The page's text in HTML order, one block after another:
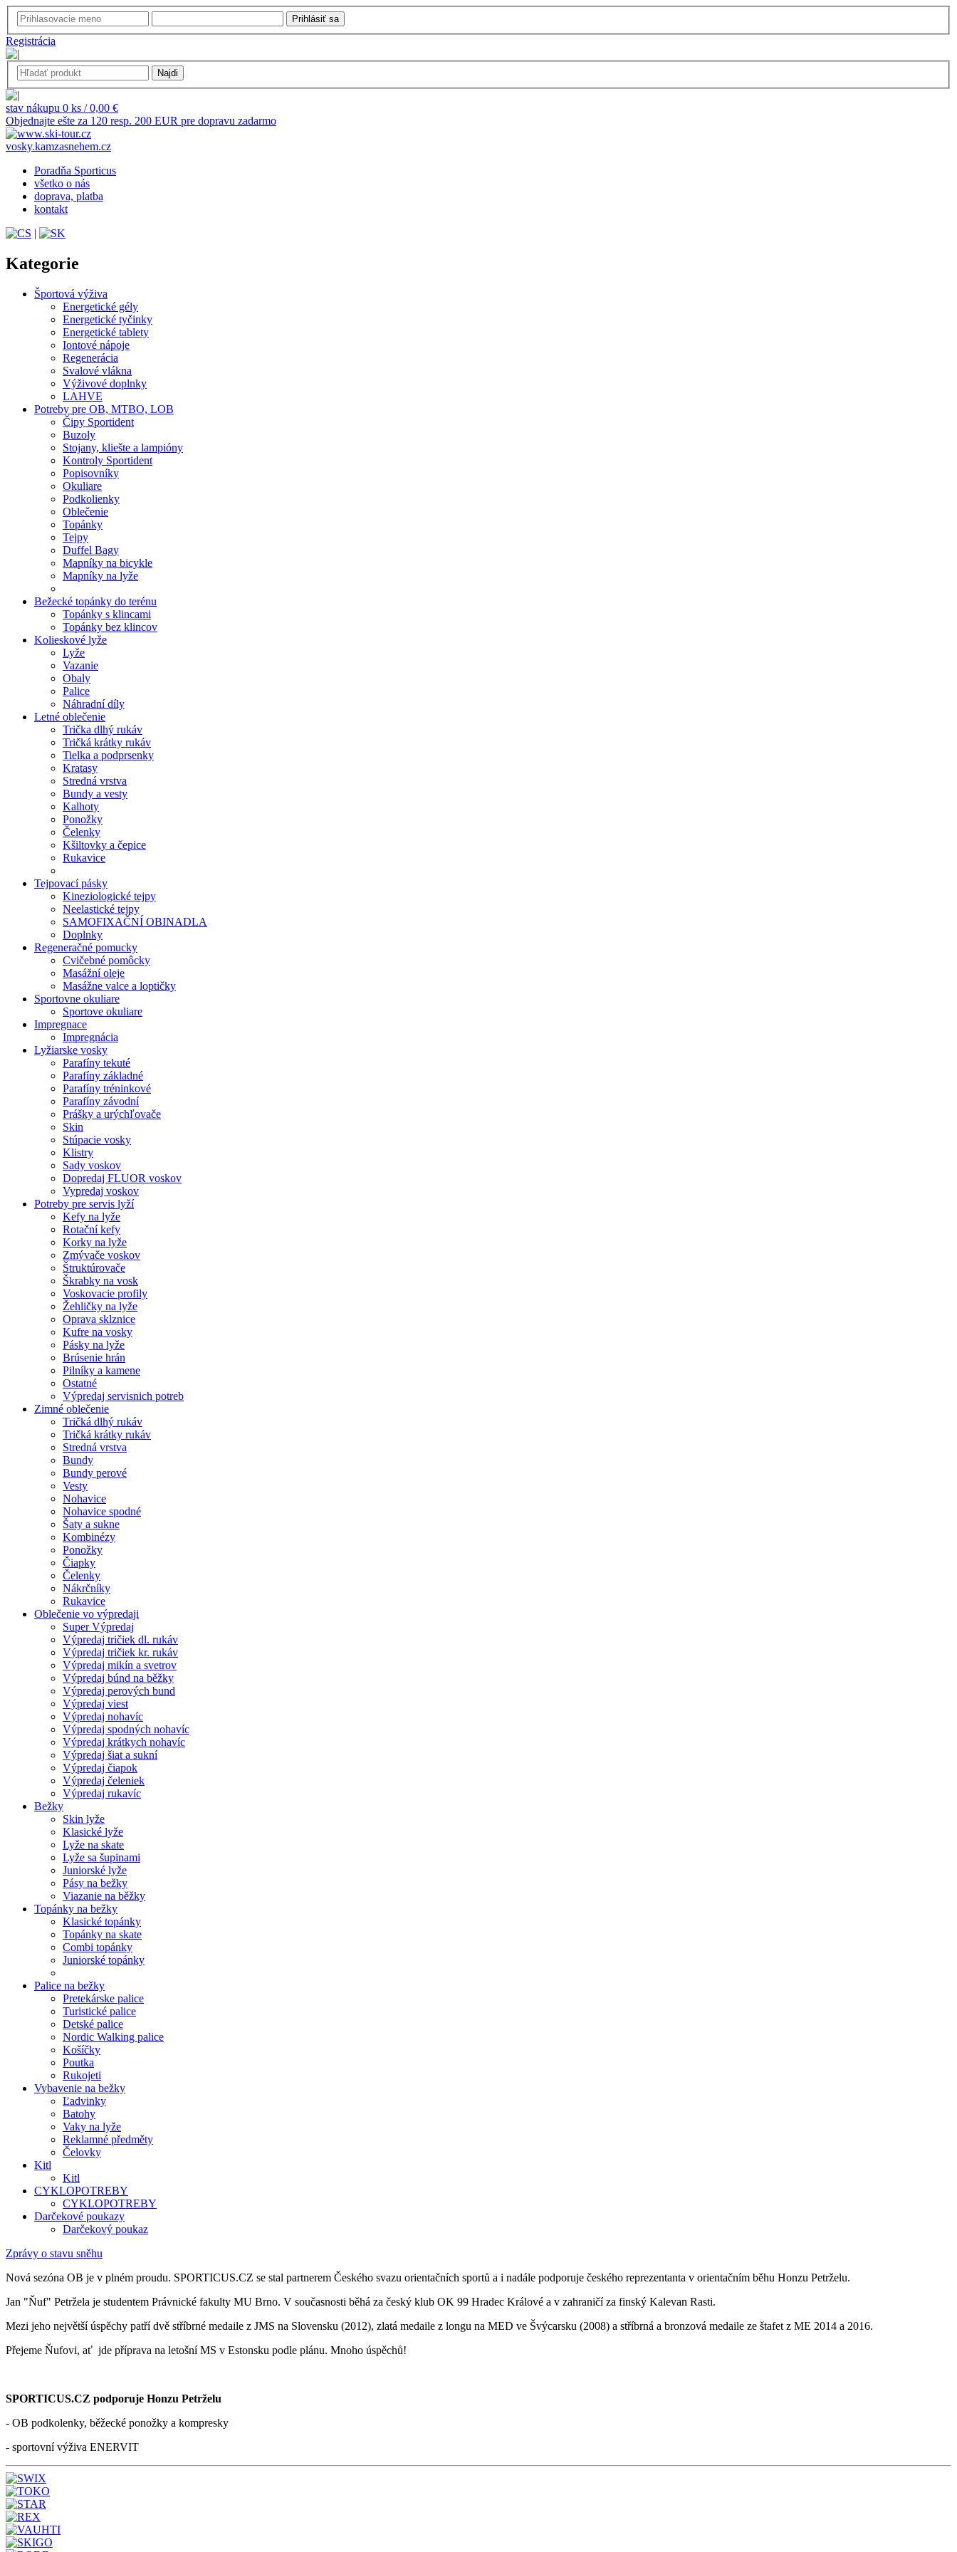
Registrácia
stav nákupu 0 ks / 0,00 €
Objednajte ešte za 120 resp. 200 EUR pre dopravu zadarmo
vosky.kamzasnehem.cz
Poradňa Sporticus
všetko o nás
doprava, platba
kontakt
|
Kategorie
Športová výživa
Energetické gély
Energetické tyčinky
Energetické tablety
Iontové nápoje
Regenerácia
Svalové vlákna
Výživové doplnky
LAHVE
Potreby pre OB, MTBO, LOB
Čipy Sportident
Buzoly
Stojany, kliešte a lampióny
Kontroly Sportident
Popisovníky
Okuliare
Podkolienky
Oblečenie
Topánky
Tejpy
Duffel Bagy
Mapníky na bicykle
Mapníky na lyže
Bežecké topánky do terénu
Topánky s klincami
Topánky bez klincov
Kolieskové lyže
Lyže
Vazanie
Obaly
Palice
Náhradní díly
Letné oblečenie
Trička dlhý rukáv
Tričká krátky rukáv
Tielka a podprsenky
Kratasy
Stredná vrstva
Bundy a vesty
Kalhoty
Ponožky
Čelenky
Kšiltovky a čepice
Rukavice
Tejpovací pásky
Kineziologické tejpy
Neelastické tejpy
SAMOFIXAČNÍ OBINADLA
Doplnky
Regeneračné pomucky
Cvičebné pomôcky
Masážní oleje
Masážne valce a loptičky
Sportovne okuliare
Sportove okuliare
Impregnace
Impregnácia
Lyžiarske vosky
Parafíny tekuté
Parafíny základné
Parafíny tréninkové
Parafíny závodní
Prášky a urýchľovače
Skin
Stúpacie vosky
Klistry
Sady voskov
Dopredaj FLUOR voskov
Vypredaj voskov
Potreby pre servis lyží
Kefy na lyže
Rotační kefy
Korky na lyže
Zmývače voskov
Štruktúrovače
Škrabky na vosk
Voskovacie profily
Žehličky na lyže
Oprava sklznice
Kufre na vosky
Pásky na lyže
Brúsenie hrán
Pilníky a kamene
Ostatné
Výpredaj servisnich potreb
Zimné oblečenie
Tričká dlhý rukáv
Tričká krátky rukáv
Stredná vrstva
Bundy
Bundy perové
Vesty
Nohavice
Nohavice spodné
Šaty a sukne
Kombinézy
Ponožky
Čiapky
Čelenky
Nákrčníky
Rukavice
Oblečenie vo výpredaji
Super Výpredaj
Výpredaj tričiek dl. rukáv
Výpredaj tričiek kr. rukáv
Výpredaj mikín a svetrov
Výpredaj búnd na běžky
Výpredaj perových bund
Výpredaj viest
Výpredaj nohavíc
Výpredaj spodných nohavíc
Výpredaj krátkych nohavíc
Výpredaj šiat a sukní
Výpredaj čiapok
Výpredaj čeleniek
Výpredaj rukavíc
Bežky
Skin lyže
Klasické lyže
Lyže na skate
Lyže sa šupinami
Juniorské lyže
Pásy na bežky
Viazanie na běžky
Topánky na bežky
Klasické topánky
Topánky na skate
Combi topánky
Juniorské topánky
Palice na bežky
Pretekárske palice
Turistické palice
Detské palice
Nordic Walking palice
Košíčky
Poutka
Rukojeti
Vybavenie na bežky
Ľadvinky
Batohy
Vaky na lyže
Reklamné předměty
Čelovky
Kitl
Kitl
CYKLOPOTREBY
CYKLOPOTREBY
Darčekové poukazy
Darčekový poukaz
Zprávy o stavu sněhu
Nová sezóna OB je v plném proudu. SPORTICUS.CZ se stal partnerem Českého svazu orientačních sportů a i nadále podporuje českého reprezentanta v orientačním běhu Honzu Petrželu.
Jan "Ňuf" Petržela je studentem Právnické fakulty MU Brno. V současnosti běhá za český klub OK 99 Hradec Králové a v zahraničí za finský Kalevan Rasti.
Mezi jeho největší úspěchy patří dvě stříbrné medaile z JMS na Slovensku (2012), zlatá medaile z longu na MED ve Švýcarsku (2008) a stříbrná a bronzová medaile ze štafet z ME 2014 a 2016.
Přejeme Ňufovi, ať jde příprava na letošní MS v Estonsku podle plánu. Mnoho úspěchů!
SPORTICUS.CZ podporuje Honzu Petrželu
- OB podkolenky, běžecké ponožky a kompresky
- sportovní výživa ENERVIT